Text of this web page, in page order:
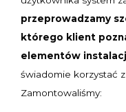
przeprowadzamy
którego klient
elementów
świadomie korzystać
Zamontowaliśmy: